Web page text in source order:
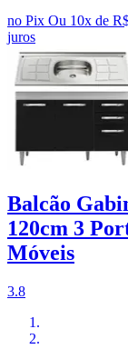
no Pix Ou 10x de
juros
Balcão
120cm 3
Móveis
3.8